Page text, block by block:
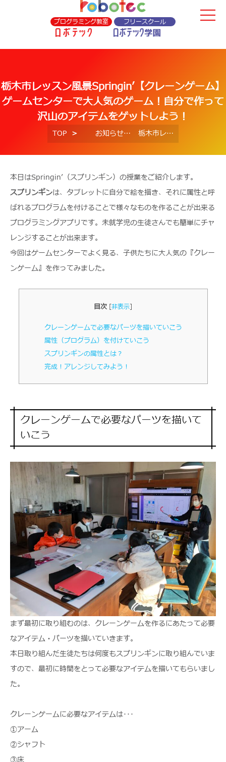
プログラミング教室 フリースクール
栃木市レッスン風景Springin’【クレーンゲーム】
ゲームセンターで大人気のゲーム！自分で作って
沢山のアイテムをゲットしよう！
TOP お知らせ 栃木市レッスン風景Springin’【クレーンゲーム】ゲームセンターで大人気のゲーム！自分で作って沢山のアイテムをゲットしよう！
本日はSpringin’（スプリンギン）の授業をご紹介します。
スプリンギンは、タブレットに自分で絵を描き、それに属性と呼
ばれるプログラムを付けることで様々なものを作ることが出来る
プログラミングアプリです。未就学児の生徒さんでも簡単にチャ
レンジすることが出来ます。
今回はゲームセンターでよく見る、子供たちに大人気の『クレー
ンゲーム』を作ってみました。
目次 [非表示]
クレーンゲームで必要なパーツを描いていこう
属性（プログラム）を付けていこう
スプリンギンの属性とは？
完成！アレンジしてみよう！
クレーンゲームで必要なパーツを描いて
いこう
まず最初に取り組むのは、クレーンゲームを作るにあたって必要
なアイテム・パーツを描いていきます。
本日取り組んだ生徒たちは何度もスプリンギンに取り組んでいま
すので、最初に時間をとって必要なアイテムを描いてもらいまし
た。
クレーンゲームに必要なアイテムは･･･
①アーム
②シャフト
③床